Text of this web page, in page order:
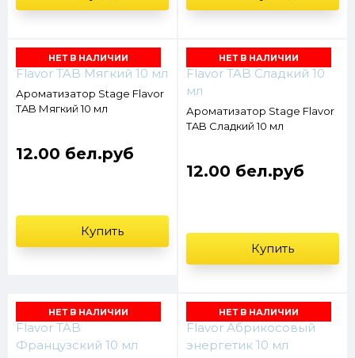
НЕТ В НАЛИЧИИ
Ароматизатор Stage Flavor
TAB Мягкий 10 мл
12.00 бел.руб
Купить
НЕТ В НАЛИЧИИ
Ароматизатор Stage Flavor
TAB Сладкий 10 мл
12.00 бел.руб
Купить
НЕТ В НАЛИЧИИ НЕТ В НАЛИЧИИ